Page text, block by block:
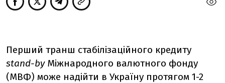
Перший транш стабілізаційного кредиту
stand-byМіжнародного валютного фонду
(МВФ) може надійти в Україну протягом 1-2